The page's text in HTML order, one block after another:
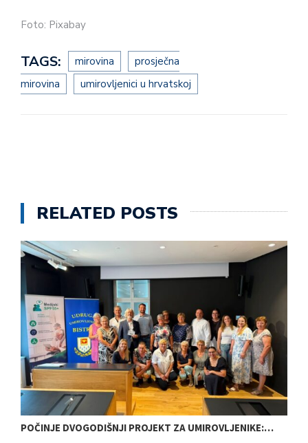
Foto: Pixabay
TAGS: mirovina
prosječna
mirovina
umirovljenici u hrvatskoj
RELATED POSTS
POČINJE DVOGODIŠNJI PROJEKT ZA UMIROVLJENIKE:…